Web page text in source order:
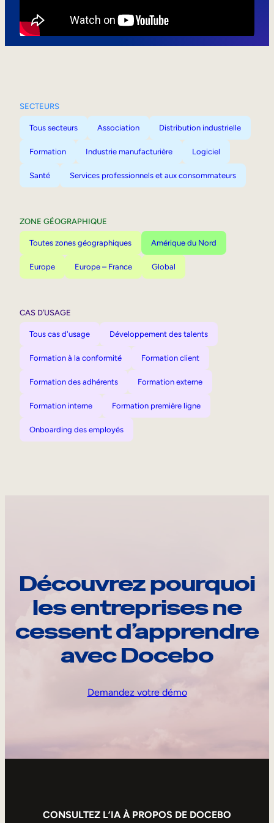
SECTEURS
Tous secteurs Association Distribution industrielle
Formation Industrie manufacturière Logiciel
Santé Services professionnels et aux consommateurs
ZONE GÉOGRAPHIQUE
Toutes zones géographiques Amérique du Nord
Europe Europe – France Global
CAS D’USAGE
Tous cas d'usage Développement des talents
Formation à la conformité Formation client
Formation des adhérents Formation externe
Formation interne Formation première ligne
Onboarding des employés
Découvrez pourquoi
les entreprises ne
cessent d’apprendre
avec Docebo
Demandez votre démo
CONSULTEZ L’IA À PROPOS DE DOCEBO